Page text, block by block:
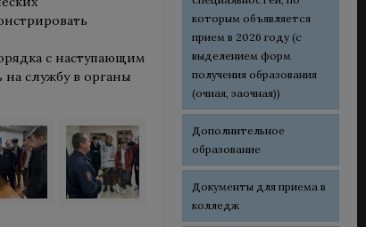
с наступающим
службу в органы
которым объявляется
прием в 2026 году (с
выделением форм
получения образования
(очная, заочная))
Дополнительное
образование
Документы для приема в
колледж